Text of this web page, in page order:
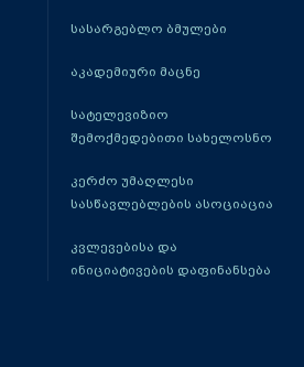
სასარგებლო ბმულები
აკადემიური მაცნე
სატელევიზიო
შემოქმედებითი სახელოსნო
კერძო უმაღლესი
სასწავლებლების ასოციაცია
კვლევებისა და
ინიციატივების დაფინანსება